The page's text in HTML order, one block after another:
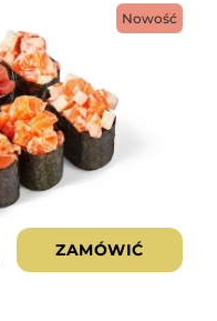
Nowość
ZAMÓWIĆ